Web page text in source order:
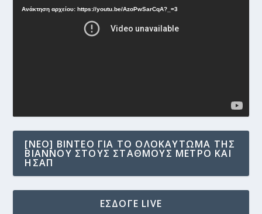
Αναπαραγωγής
Ανάκτηση αρχείου: https://youtu.be/AzoPwSarCqA?_=3
[NEO] ΒΊΝΤΕΟ ΓΙΑ ΤΟ ΟΛΟΚΑΎΤΩΜΑ ΤΗΣ
ΒΙΆΝΝΟΥ ΣΤΟΥΣ ΣΤΑΘΜΟΎΣ ΜΕΤΡΟ ΚΑΙ
ΗΣΑΠ
ΕΣΔΟΓΕ LIVE